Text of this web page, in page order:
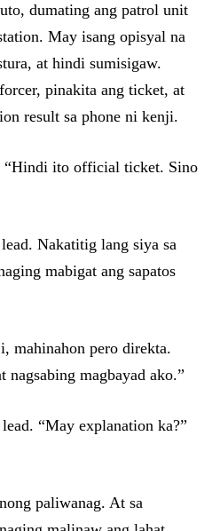
dumating ang patrol unit
May isang opisyal na
at hindi sumisigaw.
pinakita ang ticket, at
result sa phone ni kenji.
“Hindi ito official ticket. Sino
Nakatitig lang siya sa
mabigat ang sapatos
mahinahon pero direkta.
nagsabing magbayad ako.”
“May explanation ka?”
paliwanag. At sa